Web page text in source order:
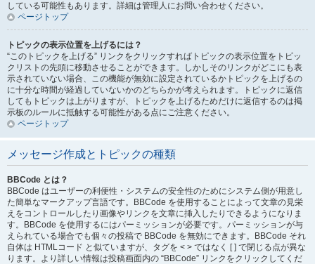
している可能性もあります。詳細は管理人にお問い合わせください。
ページトップ
トピックの表示位置を上げるには？
“このトピックを上げる” リンクをクリックすればトピックの表示位置をトピッ
クリストの先頭に移動させることができます。しかしそのリンクがどこにも表
示されていない場合、この機能が無効に設定されているかトピックを上げるの
に十分な時間が経過していないかのどちらかが考えられます。トピックに返信
してもトピックは上がりますが、トピックを上げるためだけに返信するのは掲
示板のルールに抵触する可能性がある点にご注意ください。
ページトップ
メッセージ作成とトピックの種類
BBCode とは？
BBCode はユーザーの利便性・システムの安全性のためにシステム側が用意し
た簡単なマークアップ言語です。BBCode を使用することによって文章の見栄
えをコントロールしたり画像やリンクを文章に挿入したりできるようになりま
す。BBCode を使用するにはパーミッションが必要です。パーミッションが与
えられている場合でも個々の投稿で BBCode を無効にできます。BBCode それ
自体は HTMLコード と似ていますが、タグを < > ではなく [ ] で閉じる点が異な
ります。より詳しい情報は投稿画面内の “BBCode” リンクをクリックしてくだ